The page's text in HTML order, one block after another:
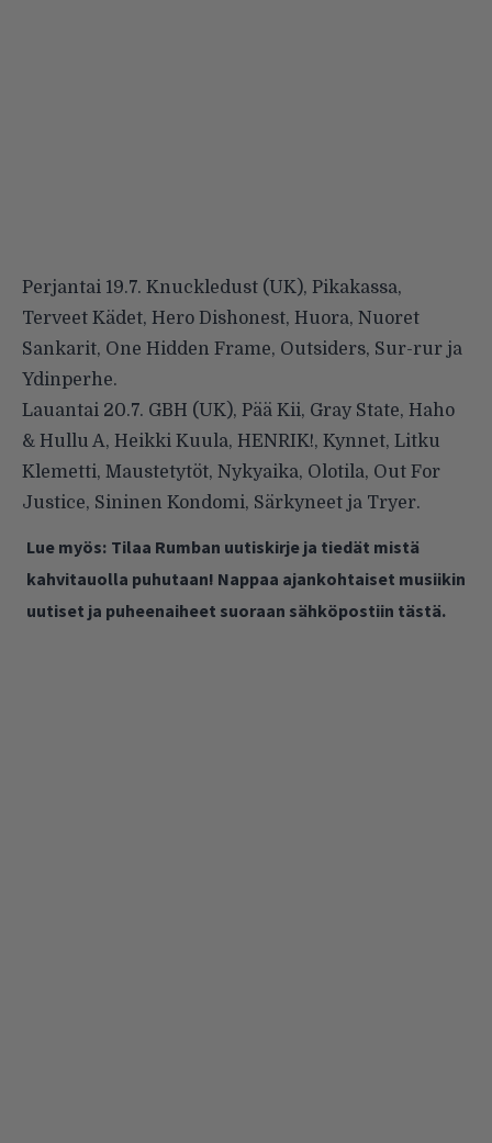
Perjantai 19.7. Knuckledust (UK), Pikakassa,
Terveet Kädet, Hero Dishonest, Huora, Nuoret
Sankarit, One Hidden Frame, Outsiders, Sur-rur ja
Ydinperhe.
Lauantai 20.7. GBH (UK), Pää Kii, Gray State, Haho
& Hullu A, Heikki Kuula, HENRIK!, Kynnet, Litku
Klemetti, Maustetytöt, Nykyaika, Olotila, Out For
Justice, Sininen Kondomi, Särkyneet ja Tryer.
Lue myös: Tilaa Rumban uutiskirje ja tiedät mistä
kahvitauolla puhutaan! Nappaa ajankohtaiset musiikin
uutiset ja puheenaiheet suoraan sähköpostiin tästä.